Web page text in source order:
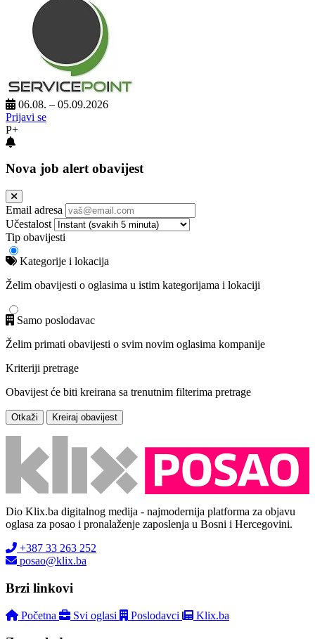
06.08. – 05.09.2026
Prijavi se
P+
Nova job alert obavijest
Email adresa
Učestalost
Tip obavijesti
Kategorije i lokacija
Želim obavijesti o oglasima u istim kategorijama i lokaciji
Samo poslodavac
Želim primati obavijesti o svim novim oglasima kompanije
Kriteriji pretrage
Obavijest će biti kreirana sa trenutnim filterima pretrage
Otkaži Kreiraj obavijest
Dio Klix.ba digitalnog medija - najmodernija platforma za objavu
oglasa za posao i pronalaženje zaposlenja u Bosni i Hercegovini.
+387 33 263 252
posao@klix.ba
Brzi linkovi
Početna Svi oglasi Poslodavci Klix.ba